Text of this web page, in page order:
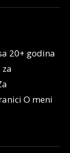
20+ godina
O meni